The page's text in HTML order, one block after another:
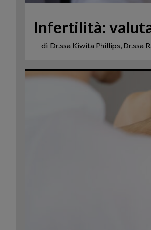
Infertilità:
di Dr.ssa Kiwita Phillips, Dr.ssa